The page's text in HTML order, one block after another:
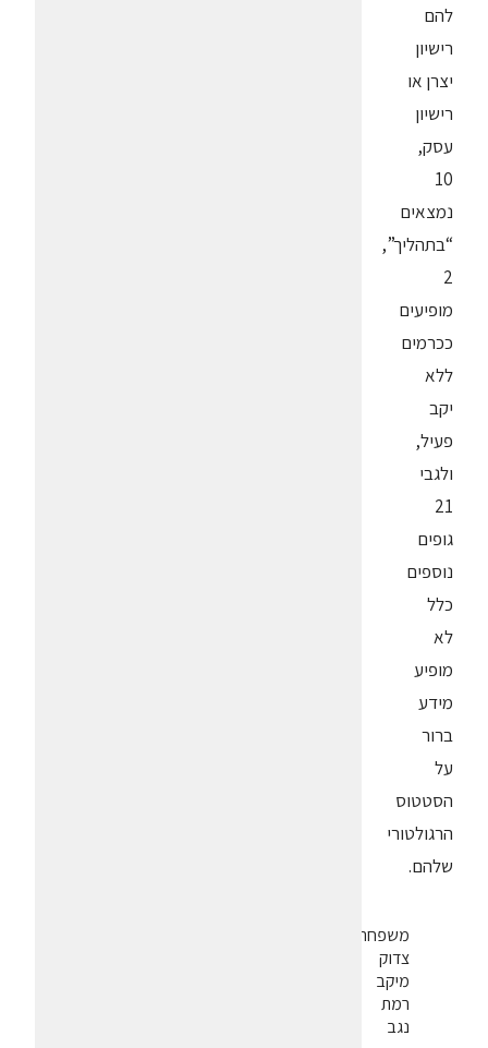
להם
רישיון
יצרן או
רישיון
עסק,
10
נמצאים
“בתהליך”,
2
מופיעים
ככרמים
ללא
יקב
פעיל,
ולגבי
21
גופים
נוספים
כלל
לא
מופיע
מידע
ברור
על
הסטטוס
הרגולטורי
שלהם.
משפחת
צדוק
מיקב
רמת
נגב